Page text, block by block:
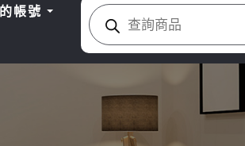
帳號 Products
search